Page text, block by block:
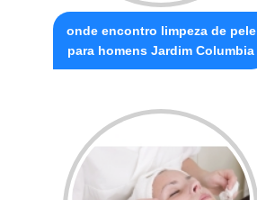
onde encontro limpeza de pele
para homens Jardim Columbia